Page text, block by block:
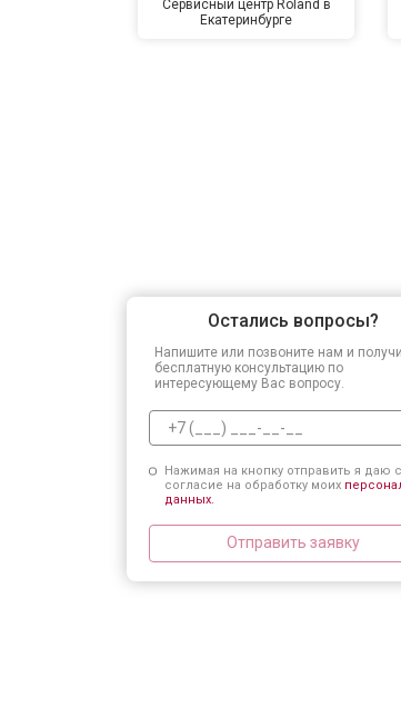
Сервисный центр Roland в
Екатеринбурге
Остались вопросы?
Напишите или позвоните нам и
бесплатную консультацию по
интересующему Вас вопросу.
Нажимая на кнопку отправить я даю
согласие на обработку моих
данных.
Отправить заявку